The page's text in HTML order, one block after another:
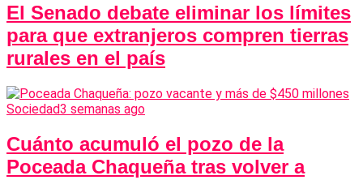
El Senado debate eliminar los límites
para que extranjeros compren tierras
rurales en el país
Sociedad3 semanas ago
Cuánto acumuló el pozo de la
Poceada Chaqueña tras volver a